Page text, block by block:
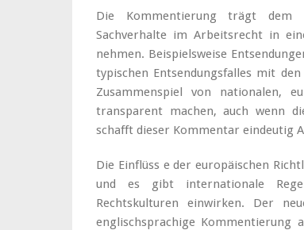
Die Kommentierung trägt dem
Sachverhalte im Arbeitsrecht in
nehmen. Beispielsweise
typischen Entsendungsfalles mit
Zusammenspiel von nationalen,
transparent machen, auch wenn
schafft dieser Kommentar eindeutig
Die Einflüss e der europäischen
und es gibt internationale
Rechtskulturen einwirken. Der
englischsprachige Kommentierung